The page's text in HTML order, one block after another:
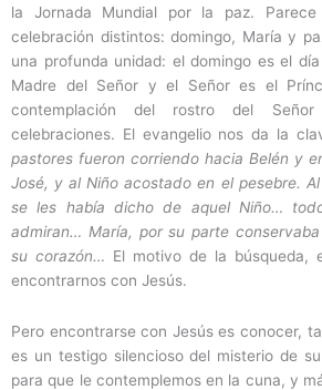
la Jornada Mundial por la paz.
celebración distintos: domingo, María y
una profunda unidad: el domingo es el
Madre del Señor y el Señor es el
contemplación del rostro del
celebraciones. El evangelio nos da la
pastores fueron corriendo hacia Belén y
José, y al Niño acostado en el pesebre.
se les había dicho de aquel Niño…
admiran… María, por su parte
su corazón… El motivo de la búsqueda,
encontrarnos con Jesús.
Pero encontrarse con Jesús es conocer,
es un testigo silencioso del misterio de
para que le contemplemos en la cuna, y